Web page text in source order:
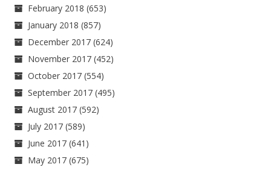
February 2018 (653)
January 2018 (857)
December 2017 (624)
November 2017 (452)
October 2017 (554)
September 2017 (495)
August 2017 (592)
July 2017 (589)
June 2017 (641)
May 2017 (675)